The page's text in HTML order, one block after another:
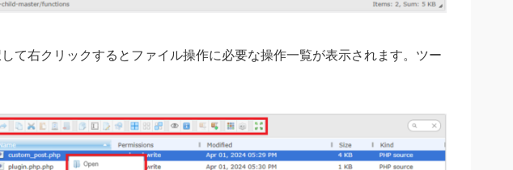
て右クリックするとファイル操作に必要な操作一覧が表示されます。ツー